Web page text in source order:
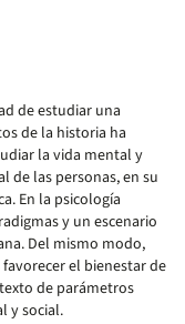
de estudiar una
de la historia ha
la vida mental y
de las personas, en su
En la psicología
y un escenario
Del mismo modo,
el bienestar de
de parámetros
y social.